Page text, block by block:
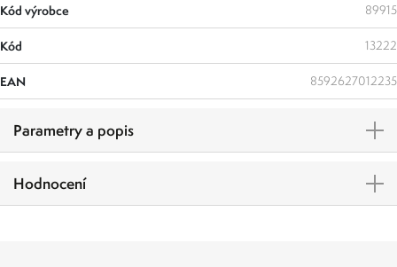
Kód výrobce 89915
Kód 13222
EAN 8592627012235
Parametry a popis
Hodnocení